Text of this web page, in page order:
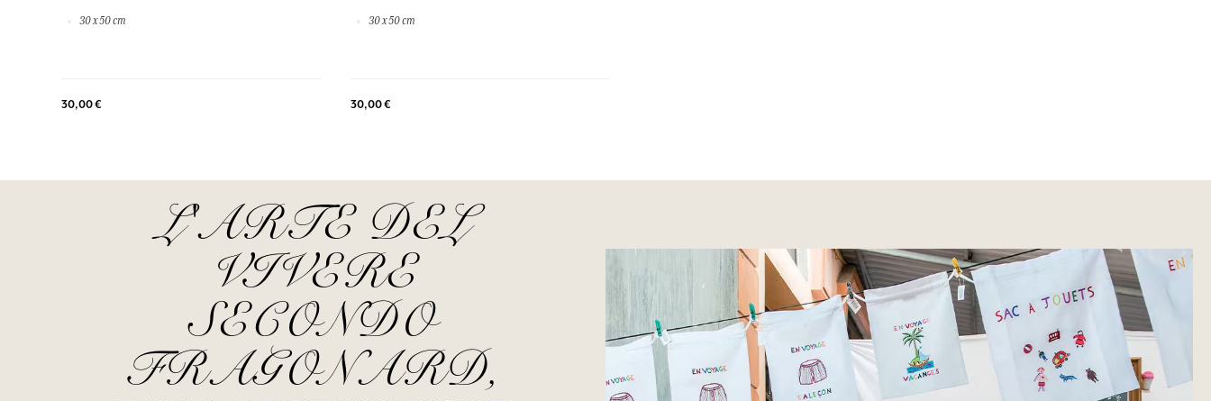
30 x 50 cm
30,00 €
30 x 50 cm
30,00 €
L'ARTE DEL
VIVERE
SECONDO
FRAGONARD,